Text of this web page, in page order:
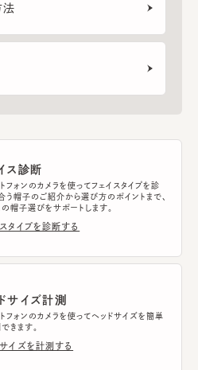
法
ス診断
フォンのカメラを使ってフェイスタイプを診
う帽子のご紹介から選び方のポイントまで、
帽子選びをサポートします。
タイプを診断する
サイズ計測
フォンのカメラを使ってヘッドサイズを簡単
きます。
サイズを計測する